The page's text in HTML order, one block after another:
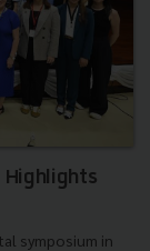
Highlights
symposium in